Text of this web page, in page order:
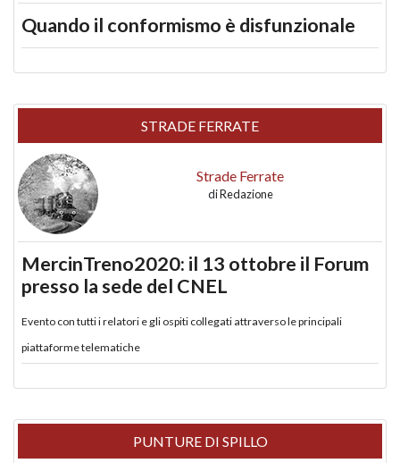
Quando il conformismo è disfunzionale
STRADE FERRATE
Strade Ferrate
diRedazione
MercinTreno2020: il 13 ottobre il Forum
presso la sede del CNEL
Evento con tutti i relatori e gli ospiti collegati attraverso le principali
piattaforme telematiche
PUNTURE DI SPILLO